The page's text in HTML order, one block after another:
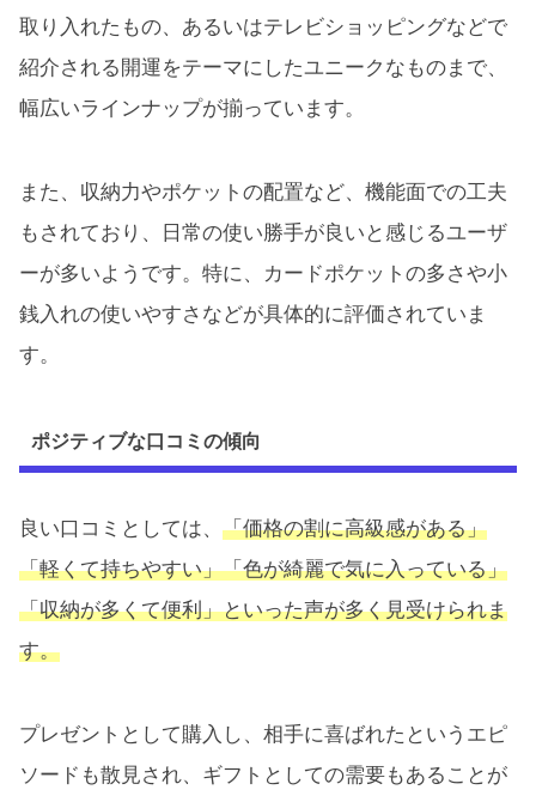
取り入れたもの、あるいはテレビショッピングなどで
紹介される開運をテーマにしたユニークなものまで、
幅広いラインナップが揃っています。
また、収納力やポケットの配置など、機能面での工夫
もされており、日常の使い勝手が良いと感じるユーザ
ーが多いようです。特に、カードポケットの多さや小
銭入れの使いやすさなどが具体的に評価されていま
す。
ポジティブな口コミの傾向
良い口コミとしては、 「価格の割に高級感がある」
「軽くて持ちやすい」「色が綺麗で気に入っている」
「収納が多くて便利」といった声が多く見受けられま
す。
プレゼントとして購入し、相手に喜ばれたというエピ
ソードも散見され、ギフトとしての需要もあることが